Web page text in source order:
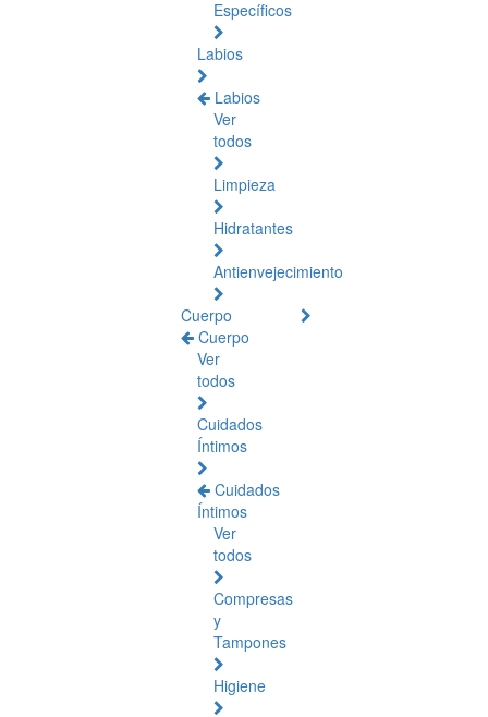
Específicos
Labios
Labios
Ver
todos
Limpieza
Hidratantes
Antienvejecimiento
Cuerpo
Cuerpo
Ver
todos
Cuidados
Íntimos
Cuidados
Íntimos
Ver
todos
Compresas
y
Tampones
Higiene